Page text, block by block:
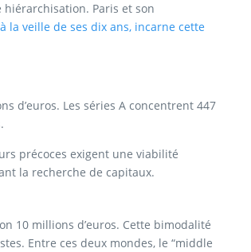
Paris et son
la veille de ses dix ans, incarne cette
d’euros. Les séries A concentrent 447
précoces exigent une viabilité
la recherche de capitaux.
10 millions d’euros. Cette bimodalité
Entre ces deux mondes, le “middle